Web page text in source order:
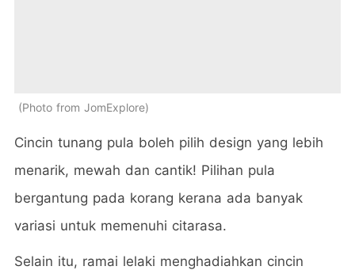
Photo from JomExplore
Cincin tunang pula boleh pilih design yang lebih
menarik, mewah dan cantik! Pilihan pula
bergantung pada korang kerana ada banyak
variasi untuk memenuhi citarasa.
Selain itu, ramai lelaki menghadiahkan cincin